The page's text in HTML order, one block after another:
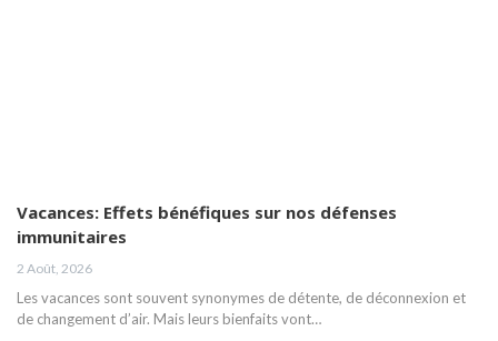
Vacances: Effets bénéfiques sur nos défenses
immunitaires
2 Août, 2026
Les vacances sont souvent synonymes de détente, de déconnexion et
de changement d’air. Mais leurs bienfaits vont…